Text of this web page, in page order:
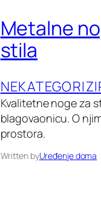
Metalne
stila
Kvalitetne noge za
blagovaonicu. O
prostora.
Written byUređenje doma